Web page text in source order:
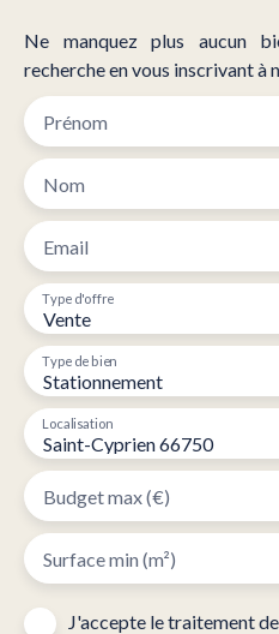
Ne manquez plus aucun
recherche en vous inscrivant à
Prénom
Nom
Email
Vente
Type d'offre
Stationnement
Type de bien
Saint-Cyprien 66750
Localisation
Budget max (€)
Surface min (m²)
J'accepte le traitement